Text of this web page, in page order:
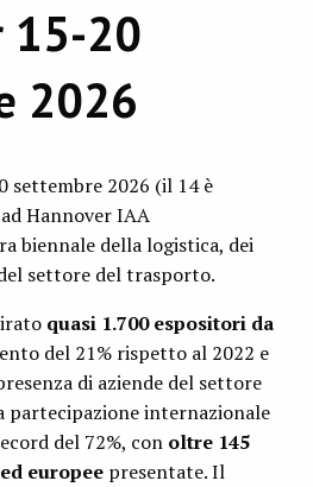
15-20
2026
settembre 2026 (il 14 è
Hannover IAA
biennale della logistica, dei
settore del trasporto.
quasi 1.700 espositori da
del 21% rispetto al 2022 e
di aziende del settore
partecipazione internazionale
del 72%, con oltre 145
europeepresentate. Il